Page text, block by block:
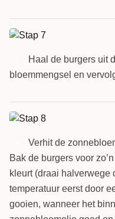
Haal de burgers uit
bloemmengsel en
Verhit de
Bak de burgers voor
kleurt (draai halverwege
temperatuur eerst door
gooien, wanneer het